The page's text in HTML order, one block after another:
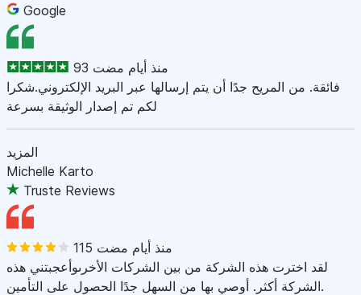
Google
93 منذ أيام مضت
فائقة. من المريح جدًا أن يتم إرسالها عبر البريد الإلكتروني.شكرا
لكم تم إصدار الوثيقة بسرعة
المزيد
Michelle Karto
Truste Reviews
115 منذ أيام مضت
لقد اخترت هذه الشركة من بين الشركات الأخرىوأعجبتني هذه
الشركة أكثر. أوصي بها من السهل جدًا الحصول على التأمين.